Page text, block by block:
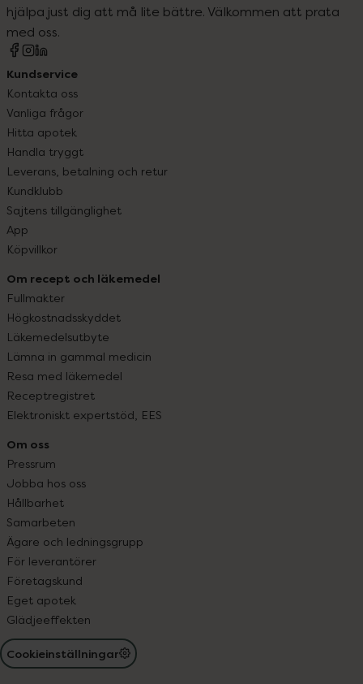
hjälpa just dig att må lite bättre. Välkommen att prata
med oss.
Kundservice
Kontakta oss
Vanliga frågor
Hitta apotek
Handla tryggt
Leverans, betalning och retur
Kundklubb
Sajtens tillgänglighet
App
Köpvillkor
Om recept och läkemedel
Fullmakter
Högkostnadsskyddet
Läkemedelsutbyte
Lämna in gammal medicin
Resa med läkemedel
Receptregistret
Elektroniskt expertstöd, EES
Om oss
Pressrum
Jobba hos oss
Hållbarhet
Samarbeten
Ägare och ledningsgrupp
För leverantörer
Företagskund
Eget apotek
Glädjeeffekten
Cookieinställningar